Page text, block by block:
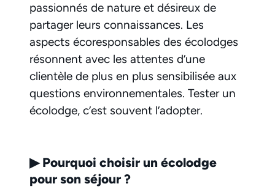
passionnés de nature et désireux de
partager leurs connaissances. Les
aspects écoresponsables des écolodges
résonnent avec les attentes d’une
clientèle de plus en plus sensibilisée aux
questions environnementales. Tester un
écolodge, c’est souvent l’adopter.
▶Pourquoi choisir un écolodge
pour son séjour ?